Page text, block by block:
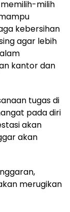
milih
kebersihan
agar lebih
kantor dan
tugas di
pada diri
akan
akan
merugikan